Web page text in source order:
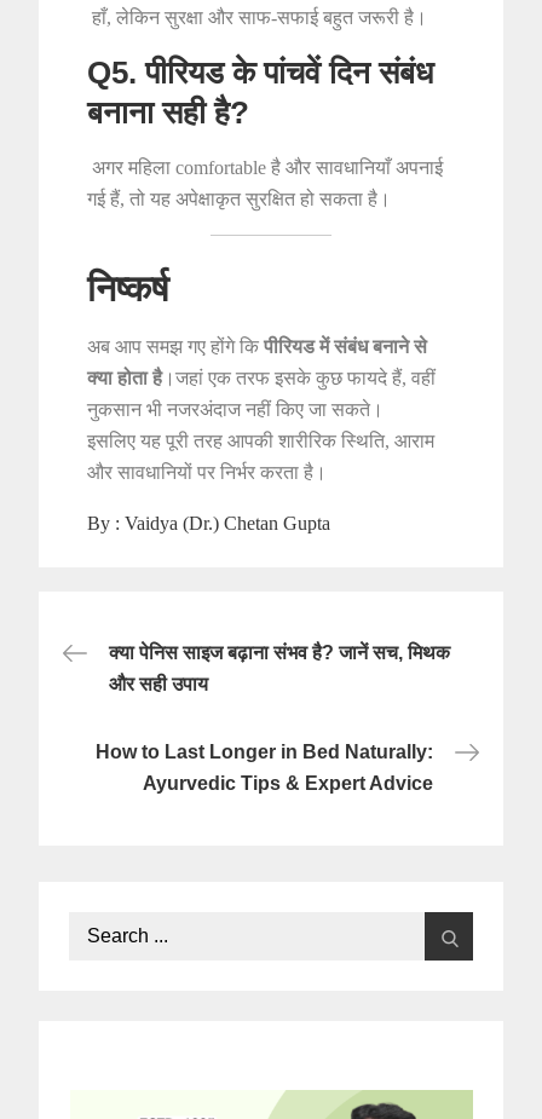
हाँ, लेकिन सुरक्षा और साफ-सफाई बहुत जरूरी है।
Q5. पीरियड के पांचवें दिन संबंध
बनाना सही है?
अगर महिला comfortable है और सावधानियाँ अपनाई
गई हैं, तो यह अपेक्षाकृत सुरक्षित हो सकता है।
निष्कर्ष
अब आप समझ गए होंगे किपीरियड में संबंध बनाने से
क्या होता है।जहां एक तरफ इसके कुछ फायदे हैं, वहीं
नुकसान भी नजरअंदाज नहीं किए जा सकते।
इसलिए यह पूरी तरह आपकी शारीरिक स्थिति, आराम
और सावधानियों पर निर्भर करता है।
By :Vaidya (Dr.) Chetan Gupta
Post
navigation
क्या पेनिस साइज बढ़ाना संभव है? जानें सच, मिथक
और सही उपाय
How to Last Longer in Bed Naturally:
Ayurvedic Tips & Expert Advice
Search